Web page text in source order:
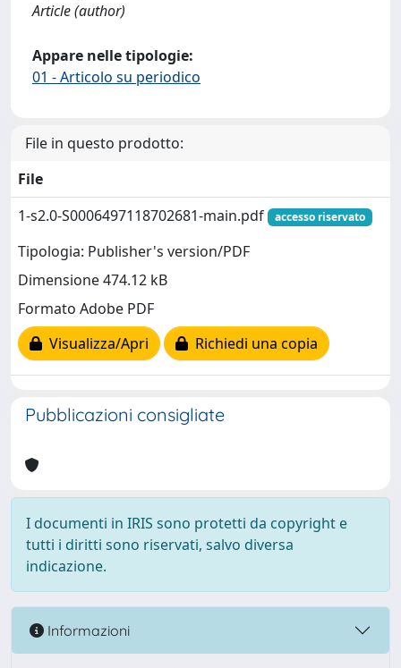
Article (author)
Appare nelle tipologie:
01 - Articolo su periodico
File in questo prodotto:
File
1-s2.0-S0006497118702681-main.pdf
accesso riservato
Tipologia: Publisher's version/PDF
Dimensione 474.12 kB
Formato Adobe PDF
Visualizza/Apri
Richiedi una copia
Pubblicazioni consigliate
I documenti in IRIS sono protetti da copyright e
tutti i diritti sono riservati, salvo diversa
indicazione.
Informazioni